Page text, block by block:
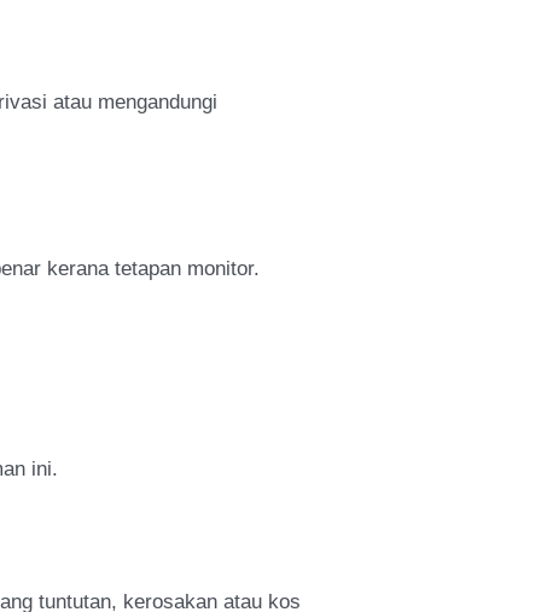
atau mengandungi
kerana tetapan monitor.
ini.
tuntutan, kerosakan atau kos